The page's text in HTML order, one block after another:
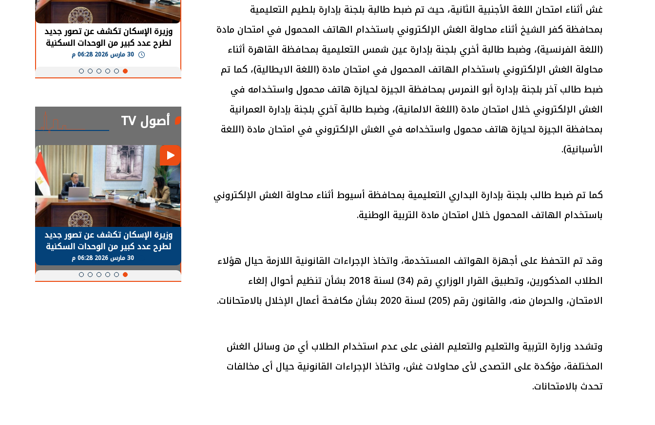
غش أثناء امتحان اللغة الأجنبية الثانية، حيث تم ضبط طالبة بلجنة بإدارة بلطيم التعليمية
بمحافظة كفر الشيخ أثناء محاولة الغش الإلكتروني باستخدام الهاتف المحمول في امتحان مادة
(اللغة الفرنسية)، وضبط طالبة أخري بلجنة بإدارة عين شمس التعليمية بمحافظة القاهرة أثناء
محاولة الغش الإلكتروني باستخدام الهاتف المحمول في امتحان مادة (اللغة الايطالية)، كما تم
ضبط طالب آخر بلجنة بإدارة أبو النمرس بمحافظة الجيزة لحيازة هاتف محمول واستخدامه في
الغش الإلكتروني خلال امتحان مادة (اللغة الالمانية)، وضبط طالبة آخري بلجنة بإدارة العمرانية
بمحافظة الجيزة لحيازة هاتف محمول واستخدامه في الغش الإلكتروني في امتحان مادة (اللغة
الأسبانية).
كما تم ضبط طالب بلجنة بإدارة البداري التعليمية بمحافظة أسيوط أثناء محاولة الغش الإلكتروني
باستخدام الهاتف المحمول خلال امتحان مادة التربية الوطنية.
وقد تم التحفظ على أجهزة الهواتف المستخدمة، واتخاذ الإجراءات القانونية اللازمة حيال هؤلاء
الطلاب المذكورين، وتطبيق القرار الوزاري رقم (34) لسنة 2018 بشأن تنظيم أحوال إلغاء
الامتحان، والحرمان منه، والقانون رقم (205) لسنة 2020 بشأن مكافحة أعمال الإخلال بالامتحانات.
وتشدد وزارة التربية والتعليم والتعليم الفنى على عدم استخدام الطلاب أي من وسائل الغش
المختلفة، مؤكدة على التصدى لأى محاولات غش، واتخاذ الإجراءات القانونية حيال أى مخالفات
تحدث بالامتحانات.
الرئيس السيسي: تداعيات خطيرة على
الاقتصاد العالمي وأسعار الوقود حال
استمرار الأزمة في الشرق الأوسط
30 مارس 2026 05:06 م
رئيس الوزراء يتابع الإجراءات الخاصة
بتنفيذ التوجيهات الرئاسية بطرح وحدات
سكنية بالإيجار للمواطنين
30 مارس 2026 04:40 م
افتتاح «إيجبس 2026» بحضور دولي
واسع.. والبترول: مصر تعزز مكانتها
بوصفها مركزًا إقليميًّا للطاقة
30 مارس 2026 03:59 م
وزيرة الإسكان تكشف عن تصور جديد
لطرح عدد كبير من الوحدات السكنية
بنظام الإيجار
أصول TV
استمرار الأزمة في الشرق الأوسط سكنية بالإيجار للمواطنين
30 مارس 2026 04:40 م بوصفها مركزًا إقليميًّا للطاقة
30 مارس 2026 03:59 م
وزيرة الإسكان تكشف عن تصور جديد
لطرح عدد كبير من الوحدات السكنية
بنظام الإيجار